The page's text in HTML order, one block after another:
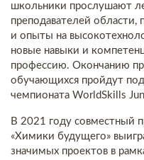
школьники прослушают
преподавателей области,
и опыты на
новые навыки и
профессию. Окончанию
обучающихся пройдут
чемпионата WorldSkills
В 2021 году совместный
«Химики будущего»
значимых проектов в